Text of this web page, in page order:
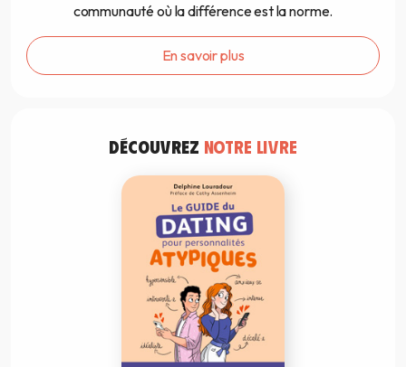
communauté où la différence est la norme.
En savoir plus
DÉCOUVREZ NOTRE LIVRE